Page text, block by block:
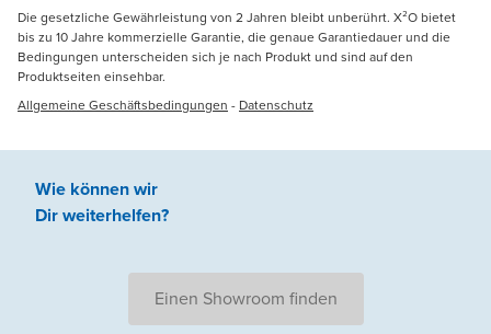
Die gesetzliche Gewährleistung von 2 Jahren bleibt unberührt. X²O bietet
bis zu 10 Jahre kommerzielle Garantie, die genaue Garantiedauer und die
Bedingungen unterscheiden sich je nach Produkt und sind auf den
Produktseiten einsehbar.
Allgemeine Geschäftsbedingungen - Datenschutz
Wie können wir
Dir weiterhelfen?
Einen Showroom finden